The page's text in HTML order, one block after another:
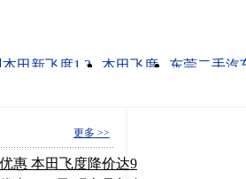
本田新飞度1.3 本田飞度
东莞二手汽
更多 >>
惠 本田飞度降价达9